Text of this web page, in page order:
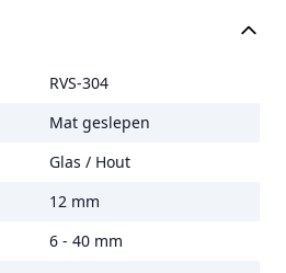
RVS-304
Mat geslepen
Glas / Hout
12 mm
6 - 40 mm